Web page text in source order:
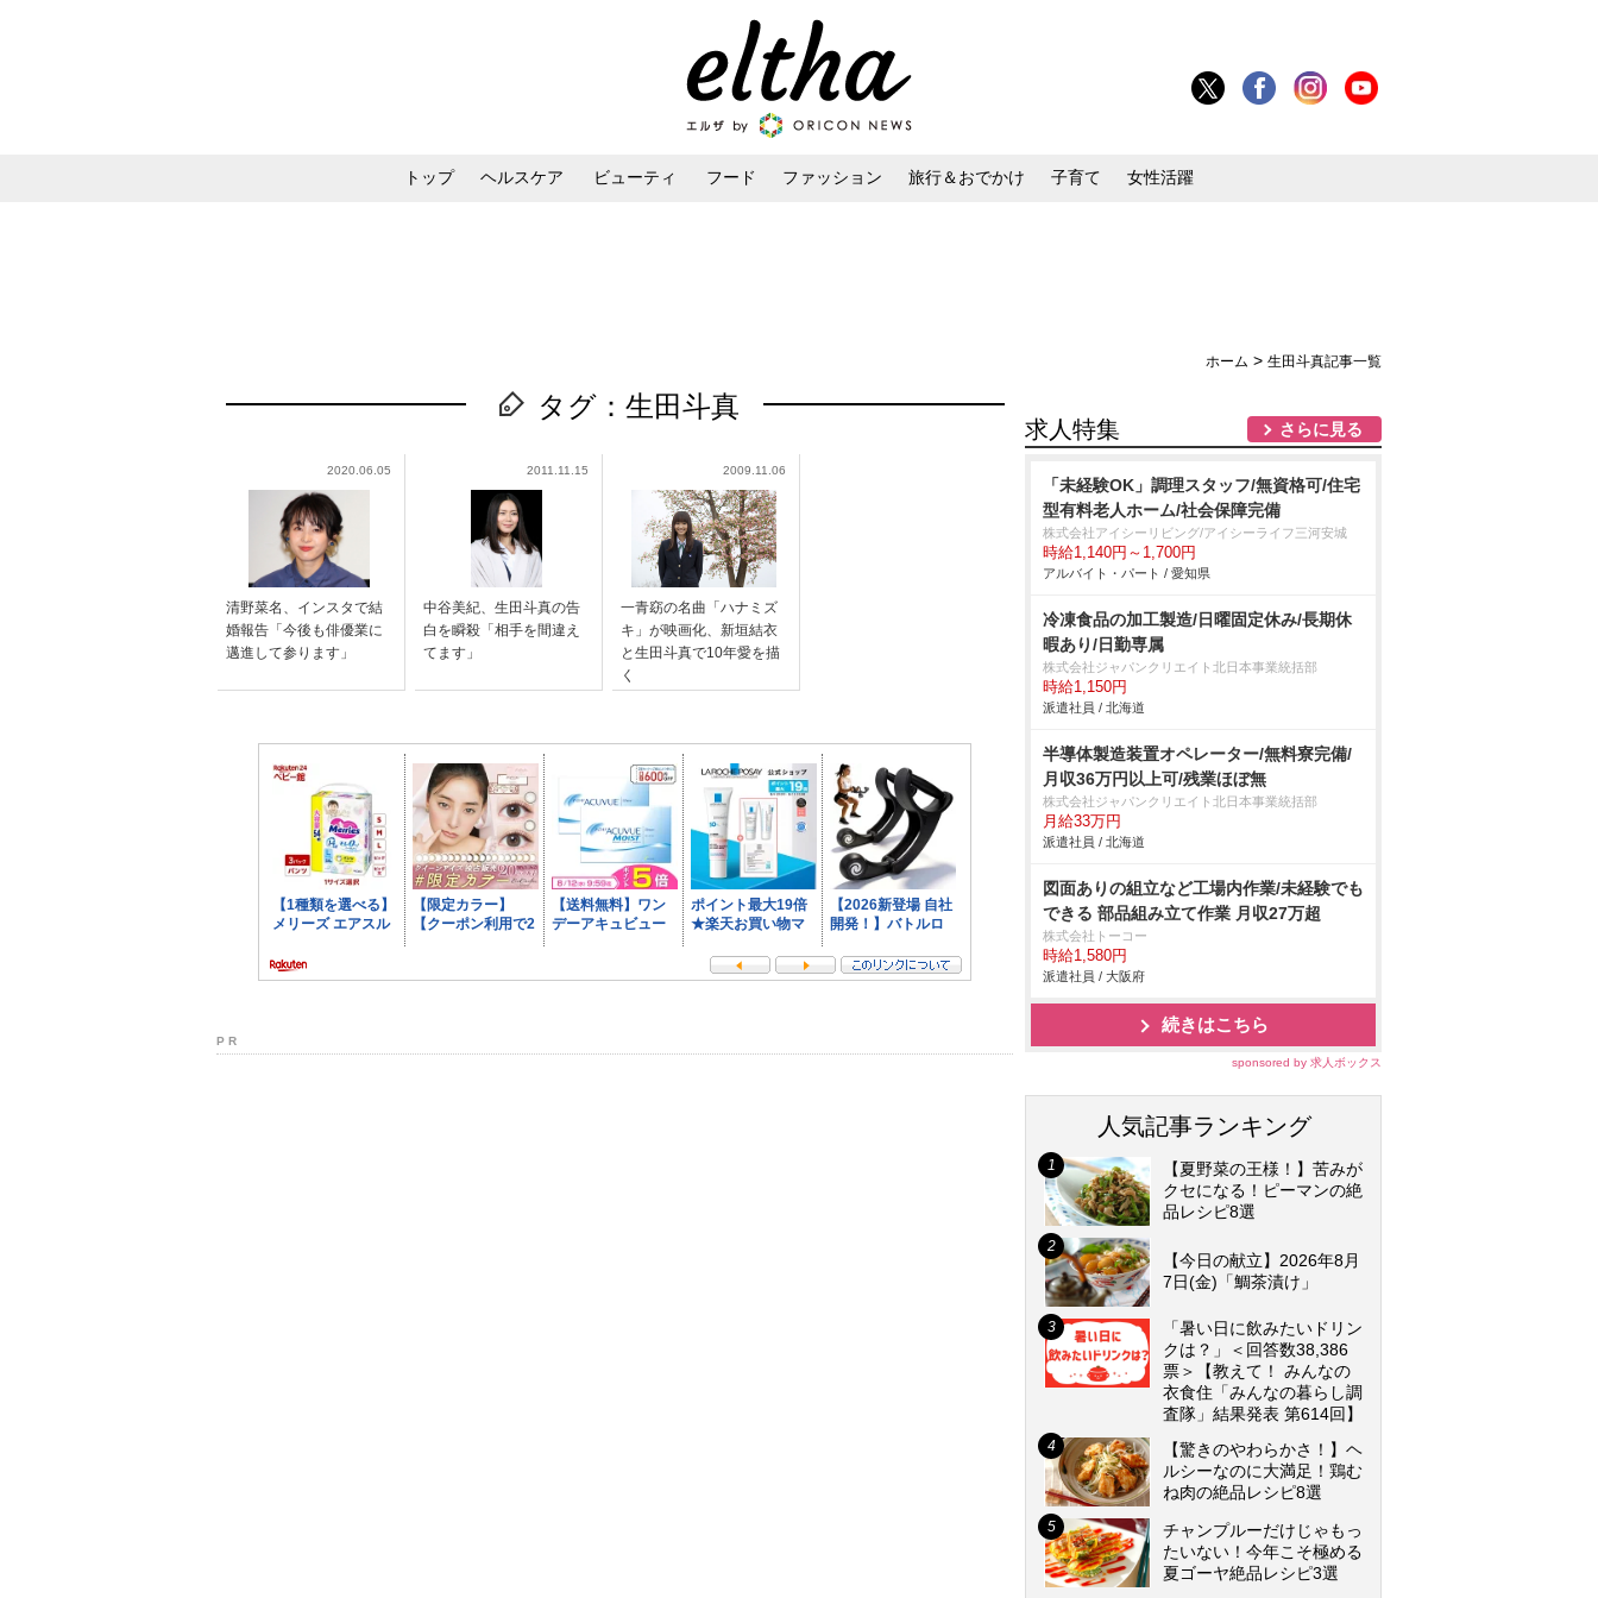
トップ ヘルスケア ビューティ フード ファッション 旅行＆おでかけ 子育て 女性活躍
ホーム > 生田斗真記事一覧
タグ：生田斗真
2020.06.05
清野菜名、インスタで結
婚報告「今後も俳優業に
邁進して参ります」
2011.11.15
中谷美紀、生田斗真の告
白を瞬殺「相手を間違え
てます」
2009.11.06
一青窈の名曲「ハナミズ
キ」が映画化、新垣結衣
と生田斗真で10年愛を描
く
P R
求人特集 さらに見る
「未経験OK」調理スタッフ/無資格可/住宅
型有料老人ホーム/社会保障完備
株式会社アイシーリビング/アイシーライフ三河安城
時給1,140円～1,700円
アルバイト・パート / 愛知県
冷凍食品の加工製造/日曜固定休み/長期休
暇あり/日勤専属
株式会社ジャパンクリエイト北日本事業統括部
時給1,150円
派遣社員 / 北海道
半導体製造装置オペレーター/無料寮完備/
月収36万円以上可/残業ほぼ無
株式会社ジャパンクリエイト北日本事業統括部
月給33万円
派遣社員 / 北海道
図面ありの組立など工場内作業/未経験でも
できる 部品組み立て作業 月収27万超
株式会社トーコー
時給1,580円
派遣社員 / 大阪府
続きはこちら
sponsored by 求人ボックス
人気記事ランキング
【夏野菜の王様！】苦みが
クセになる！ピーマンの絶
品レシピ8選
【今日の献立】2026年8月
7日(金)「鯛茶漬け」
「暑い日に飲みたいドリン
クは？」＜回答数38,386
票＞【教えて！ みんなの
衣食住「みんなの暮らし調
査隊」結果発表 第614回】
【驚きのやわらかさ！】ヘ
ルシーなのに大満足！鶏む
ね肉の絶品レシピ8選
チャンプルーだけじゃもっ
たいない！今年こそ極める
夏ゴーヤ絶品レシピ3選